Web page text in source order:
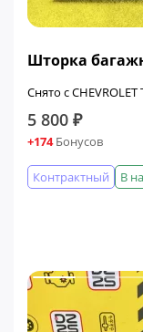
Шторка
Снято с CHEVROLET
5 800 ₽
+174Бонусов
В
Контрактный